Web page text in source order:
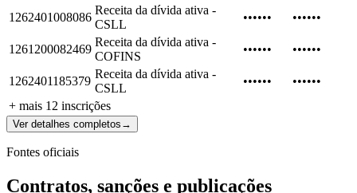
1262401008086
Receita da dívida ativa -
CSLL
•••••• ••••••
1261200082469
Receita da dívida ativa -
COFINS
•••••• ••••••
1262401185379
Receita da dívida ativa -
CSLL
••••••
••••••
+ mais 12 inscrições
Ver detalhes completos →
Fontes oficiais
Contratos, sanções e publicações